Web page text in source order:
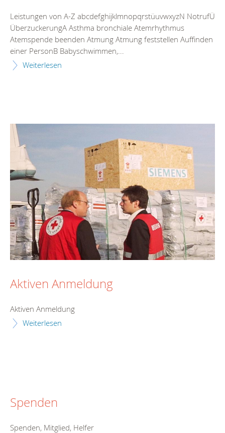
Leistungen von A-Z abcdefghijklmnopqrstüuvwxyzN NotrufÜ
ÜberzuckerungA Asthma bronchiale Atemrhythmus
Atemspende beenden Atmung Atmung feststellen Auffinden
einer PersonB Babyschwimmen,...
Weiterlesen
Aktiven Anmeldung
Aktiven Anmeldung
Weiterlesen
Spenden
Spenden, Mitglied, Helfer